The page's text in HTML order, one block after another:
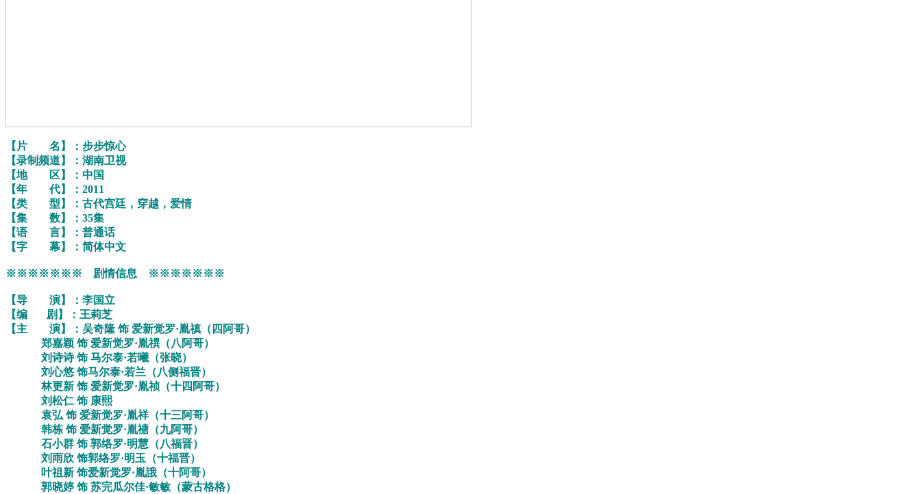
【片 名】：步步惊心
【录制频道】：湖南卫视
【地 区】：中国
【年 代】：2011
【类 型】：古代宫廷，穿越，爱情
【集 数】：35集
【语 言】：普通话
【字 幕】：简体中文
※※※※※※※ 剧情信息 ※※※※※※※
【导 演】：李国立
【编 剧】：王莉芝
【主 演】：吴奇隆 饰 爱新觉罗·胤禛（四阿哥）
郑嘉颖 饰 爱新觉罗·胤禩（八阿哥）
刘诗诗 饰 马尔泰·若曦（张晓）
刘心悠 饰马尔泰·若兰（八侧福晋）
林更新 饰 爱新觉罗·胤祯（十四阿哥）
刘松仁 饰 康熙
袁弘 饰 爱新觉罗·胤祥（十三阿哥）
韩栋 饰 爱新觉罗·胤禟（九阿哥）
石小群 饰 郭络罗·明慧（八福晋）
刘雨欣 饰郭络罗·明玉（十福晋）
叶祖新 饰爱新觉罗·胤誐（十阿哥）
郭晓婷 饰 苏完瓜尔佳·敏敏（蒙古格格）